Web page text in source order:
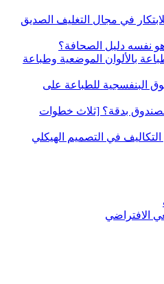
في مجال التغليف الصديق
نفسه دليل الصحافة؟
بالألوان الموضعية وطباعة
البنفسجية للطباعة على
بدقة؟ [ثلاث خطوات
في التصميم الهيكلي
الافتراضي